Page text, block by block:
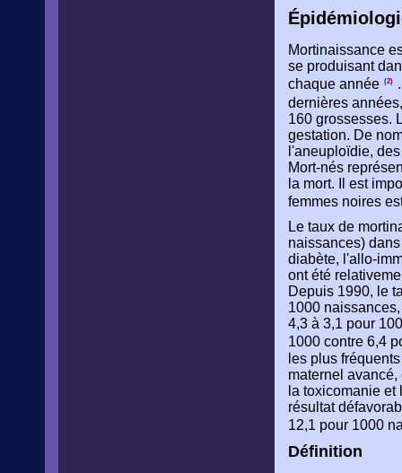
Mortinaissance
se produisant
chaque année (2)
dernières
160 grossesses.
gestation. De
l'aneuploïdie,
Mort-nés
la mort. Il est
femmes noires
Le taux de
naissances)
diabète, l'allo-
ont été
Depuis 1990, le
1000
4,3 à 3,1 pour
1000 contre 6,4
les plus
maternel
la toxicomanie
résultat
12,1 pour 1000
Définition